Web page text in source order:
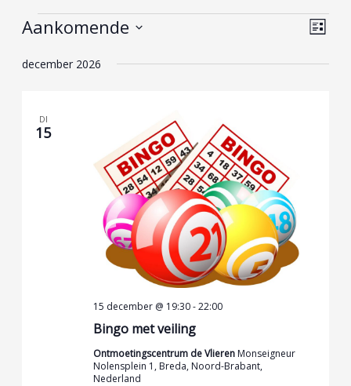
Evenementen
Lijst
Aankomende
een
december 2026
DI
15
Bingo met veiling
15 december @ 19:30-22:00
Ontmoetingscentrum de Vlieren Monseigneur
Nolensplein 1, Breda, Noord-Brabant,
Nederland